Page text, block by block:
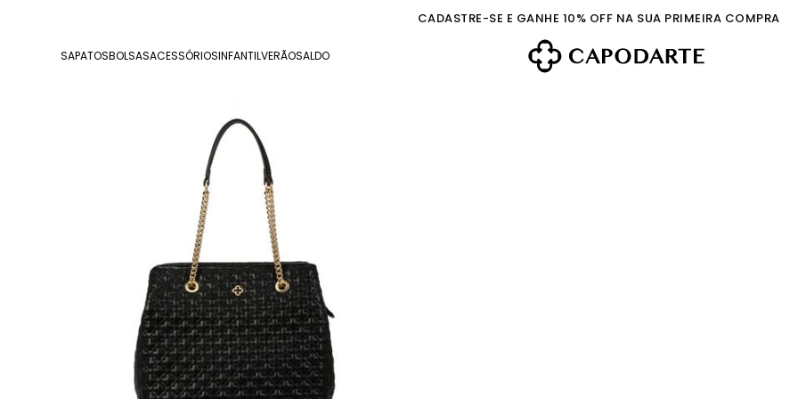
CADASTRE-SE E GANHE 10% OFF NA SUA PRIMEIRA COMPRA
SAPATOSBOLSASACESSÓRIOSINFANTILVERÃOSALDO